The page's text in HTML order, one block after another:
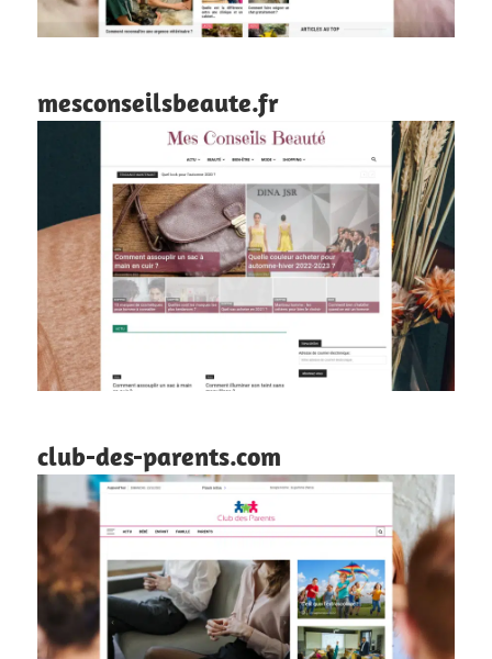
mesconseilsbeaute.fr
club-des-parents.com